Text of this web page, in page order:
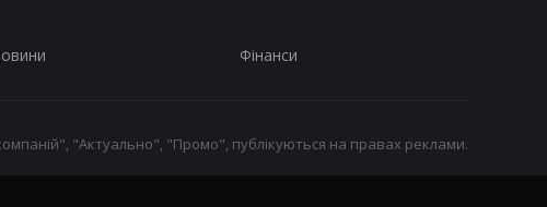
Фінанси
"Актуально", "Промо", публікуються на правах реклами.